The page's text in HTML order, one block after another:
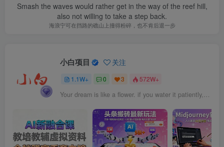
Smash the waves would rather get in the way of the reef hill,
also not willing to take a step back.
海浪宁可在挡路的礁山上撞得粉碎，也不肯后退一步
小白项目 关注
1.1W+ 0 3 572W+
Your dream is like a flower. if you water it patiently, the flower will come out beautifully.